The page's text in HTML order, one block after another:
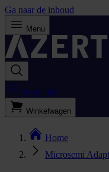
Ga naar de inhoud
Menu
Bestellijst
Winkelwagen
Home
Microsemi